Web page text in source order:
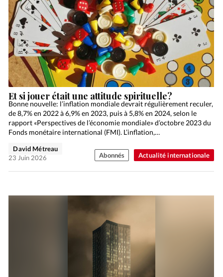
Actualité internationale
Et si jouer était une attitude spirituelle?
Bonne nouvelle: l’inflation mondiale devrait régulièrement reculer,
de 8,7% en 2022 à 6,9% en 2023, puis à 5,8% en 2024, selon le
rapport «Perspectives de l’économie mondiale» d’octobre 2023 du
Fonds monétaire international (FMI). L’inflation,…
David Métreau
23 Juin 2026
Abonnés